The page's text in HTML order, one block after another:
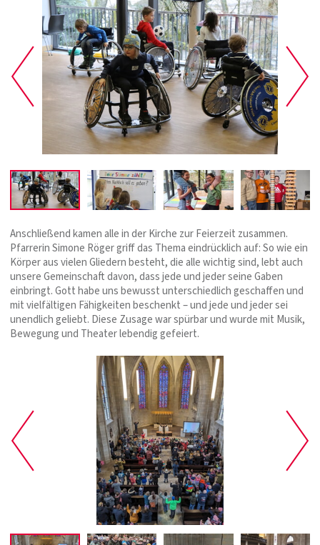
Anschließend kamen alle in der Kirche zur Feierzeit zusammen.
Pfarrerin Simone Röger griff das Thema eindrücklich auf: So wie ein
Körper aus vielen Gliedern besteht, die alle wichtig sind, lebt auch
unsere Gemeinschaft davon, dass jede und jeder seine Gaben
einbringt. Gott habe uns bewusst unterschiedlich geschaffen und
mit vielfältigen Fähigkeiten beschenkt – und jede und jeder sei
unendlich geliebt. Diese Zusage war spürbar und wurde mit Musik,
Bewegung und Theater lebendig gefeiert.